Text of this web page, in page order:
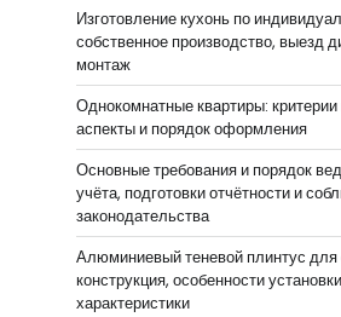
Изготовление кухонь по
собственное производство, выезд
монтаж
Однокомнатные квартиры:
аспекты и порядок оформления
Основные требования и порядок
учёта, подготовки отчётности и
законодательства
Алюминиевый теневой плинтус для
конструкция, особенности
характеристики